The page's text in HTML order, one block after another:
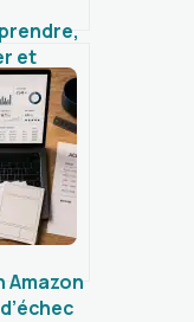
et
en
Amazon